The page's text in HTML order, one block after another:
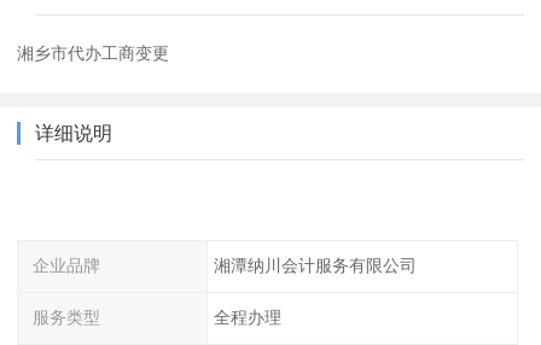
湘乡市代办工商变更
详细说明
企业品牌 湘潭纳川会计服务有限公司
服务类型 全程办理